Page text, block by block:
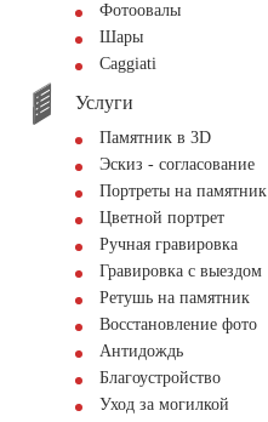
Фотоовалы
Шары
Сaggiati
Услуги
Памятник в 3D
Эскиз - согласование
Портреты на памятник
Цветной портрет
Ручная гравировка
Гравировка с выездом
Ретушь на памятник
Восстановление фото
Антидождь
Благоустройство
Уход за могилкой